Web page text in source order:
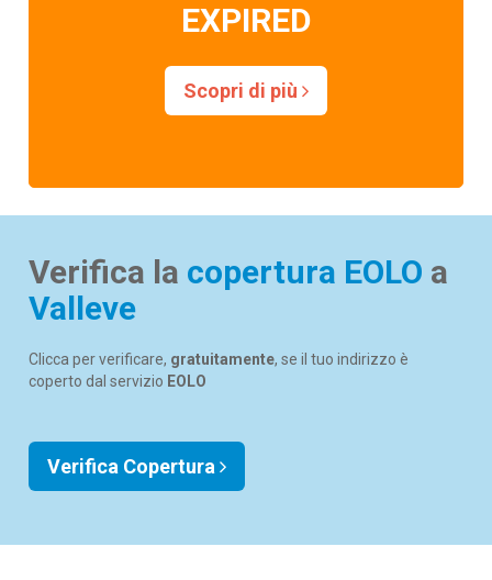
EXPIRED
Scopri di più
Verifica la copertura EOLO a
Valleve
Clicca per verificare, gratuitamente, se il tuo indirizzo è
coperto dal servizio EOLO
Verifica Copertura